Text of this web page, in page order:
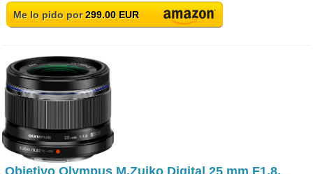
Me lo pido por299.00 EUR
Objetivo Olympus M.Zuiko Digital 25 mm F1.8,